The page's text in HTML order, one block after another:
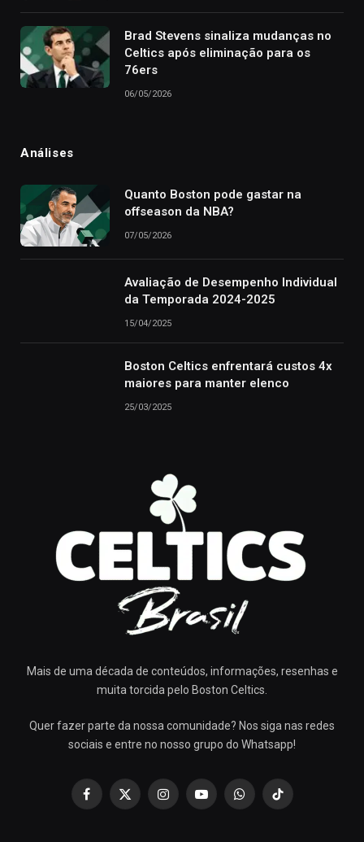
Brad Stevens sinaliza mudanças no
Celtics após eliminação para os
76ers
06/05/2026
Análises
Quanto Boston pode gastar na
offseason da NBA?
07/05/2026
Avaliação de Desempenho Individual
da Temporada 2024-2025
15/04/2025
Boston Celtics enfrentará custos 4x
maiores para manter elenco
25/03/2025
Mais de uma década de conteúdos, informações, resenhas e
muita torcida pelo Boston Celtics.
Quer fazer parte da nossa comunidade? Nos siga nas redes
sociais e entre no nosso grupo do Whatsapp!
Facebook
X
InstagramYouTubeWhatsAppTikTok